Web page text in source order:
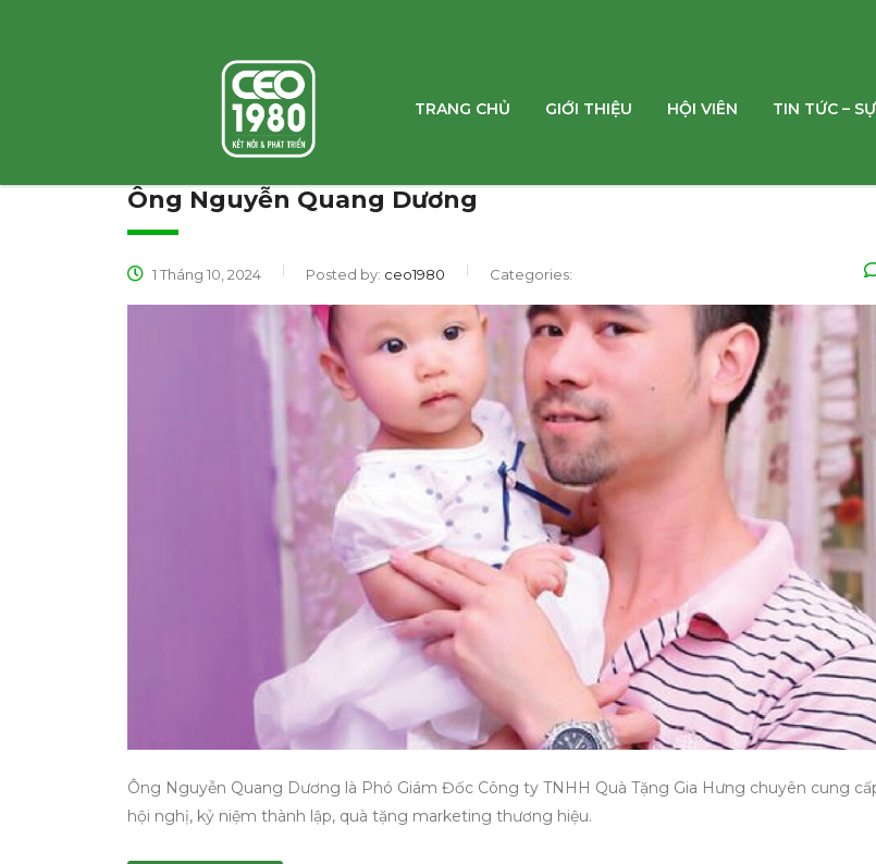
TRANG CHỦ GIỚI THIỆU HỘI VIÊN TIN TỨC –
Ông Nguyễn Quang Dương
1 Tháng 10, 2024 Posted by: ceo1980 Categories:
Ông Nguyễn Quang Dương là Phó Giám Đốc Công ty TNHH Quà Tặng Gia Hưng chuyên cung
hội nghị, kỷ niệm thành lập, quà tặng marketing thương hiệu.